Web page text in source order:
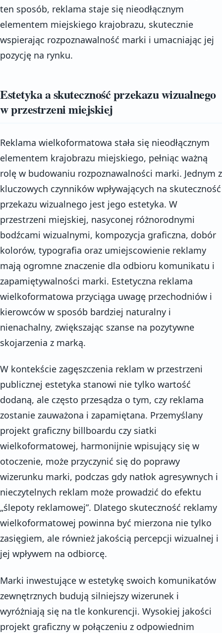
ten sposób, reklama staje się nieodłącznym
elementem miejskiego krajobrazu, skutecznie
wspierając rozpoznawalność marki i umacniając jej
pozycję na rynku.
Estetyka a skuteczność przekazu wizualnego
w przestrzeni miejskiej
Reklama wielkoformatowa stała się nieodłącznym
elementem krajobrazu miejskiego, pełniąc ważną
rolę w budowaniu rozpoznawalności marki. Jednym z
kluczowych czynników wpływających na skuteczność
przekazu wizualnego jest jego estetyka. W
przestrzeni miejskiej, nasyconej różnorodnymi
bodźcami wizualnymi, kompozycja graficzna, dobór
kolorów, typografia oraz umiejscowienie reklamy
mają ogromne znaczenie dla odbioru komunikatu i
zapamiętywalności marki. Estetyczna reklama
wielkoformatowa przyciąga uwagę przechodniów i
kierowców w sposób bardziej naturalny i
nienachalny, zwiększając szanse na pozytywne
skojarzenia z marką.
W kontekście zagęszczenia reklam w przestrzeni
publicznej estetyka stanowi nie tylko wartość
dodaną, ale często przesądza o tym, czy reklama
zostanie zauważona i zapamiętana. Przemyślany
projekt graficzny billboardu czy siatki
wielkoformatowej, harmonijnie wpisujący się w
otoczenie, może przyczynić się do poprawy
wizerunku marki, podczas gdy natłok agresywnych i
nieczytelnych reklam może prowadzić do efektu
„ślepoty reklamowej”. Dlatego skuteczność reklamy
wielkoformatowej powinna być mierzona nie tylko
zasięgiem, ale również jakością percepcji wizualnej i
jej wpływem na odbiorcę.
Marki inwestujące w estetykę swoich komunikatów
zewnętrznych budują silniejszy wizerunek i
wyróżniają się na tle konkurencji. Wysokiej jakości
projekt graficzny w połączeniu z odpowiednim